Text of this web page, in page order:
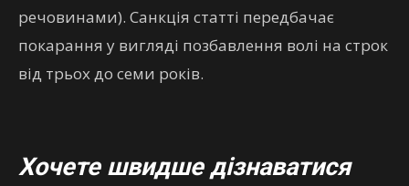
речовинами). Санкція статті передбачає
покарання у вигляді позбавлення волі на строк
від трьох до семи років.
Хочете швидше дізнаватися